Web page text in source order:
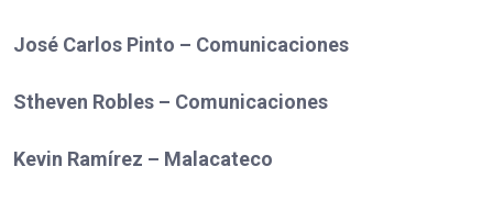
José Carlos Pinto – Comunicaciones
Stheven Robles – Comunicaciones
Kevin Ramírez – Malacateco